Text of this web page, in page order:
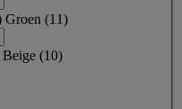
Groen (11)
Beige (10)